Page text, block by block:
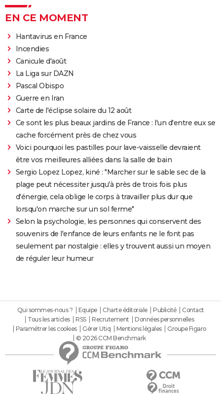
EN CE MOMENT
Hantavirus en France
Incendies
Canicule d'août
La Liga sur DAZN
Pascal Obispo
Guerre en Iran
Carte de l'éclipse solaire du 12 août
Ce sont les plus beaux jardins de France : l'un d'entre eux se
cache forcément près de chez vous
Voici pourquoi les pastilles pour lave-vaisselle devraient
être vos meilleures alliées dans la salle de bain
Sergio Lopez Lopez, kiné : "Marcher sur le sable sec de la
plage peut nécessiter jusqu'à près de trois fois plus
d'énergie, cela oblige le corps à travailler plus dur que
lorsqu'on marche sur un sol ferme"
Selon la psychologie, les personnes qui conservent des
souvenirs de l'enfance de leurs enfants ne le font pas
seulement par nostalgie : elles y trouvent aussi un moyen
de réguler leur humeur
Qui sommes-nous ? Equipe Charte éditoriale Publicité
Contact
Tous les articles
RSS Recrutement
Données personnelles
Paramétrer les cookies
Gérer Utiq Mentions légales
Groupe Figaro
© 2026 CCM Benchmark